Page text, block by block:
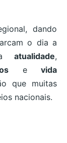
dando
o dia a
a atualidade,
e vida
que muitas
nacionais.